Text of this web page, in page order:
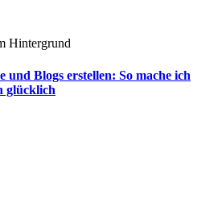
Blogs erstellen: So mache ich
glücklich